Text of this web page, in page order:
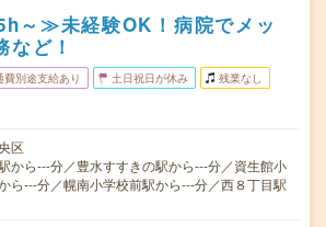
～≫未経験OK！病院でメッ
ど！
費別途支給あり 土日祝日が休み 残業なし
区
から---分／豊水すすきの駅から---分／資生館小
ら---分／幌南小学校前駅から---分／西８丁目駅